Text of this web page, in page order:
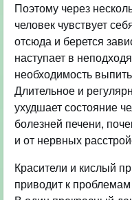
Поэтому через
человек чувствует
отсюда и берется
наступает в
необходимость
Длительное и
ухудшает состояние
болезней печени,
и от нервных
Красители и кислый
приводит к